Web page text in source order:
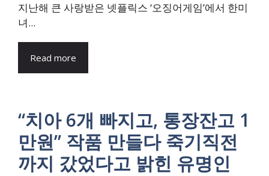
지난해 큰 사랑받은 넷플릭스 ‘오징어게임’에서 한미
녀...
Read more
“치아 6개 빠지고, 통장잔고 1
만원” 작품 만들다 죽기직전
까지 갔었다고 밝힌 유명인